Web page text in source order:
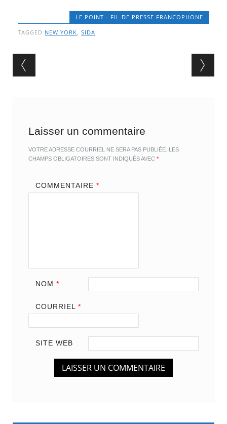
LE POINT - FIL DE PRESSE FRANCOPHONE
TAGGED NEW YORK,SIDA
Post navigation
Laisser un commentaire
VOTRE ADRESSE COURRIEL NE SERA PAS PUBLIÉE. LES
CHAMPS OBLIGATOIRES SONT INDIQUÉS AVEC*
COMMENTAIRE *
NOM *
COURRIEL *
SITE WEB